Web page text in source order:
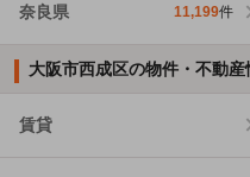
奈良県 11,199件
大阪市西成区の物件・不動
賃貸